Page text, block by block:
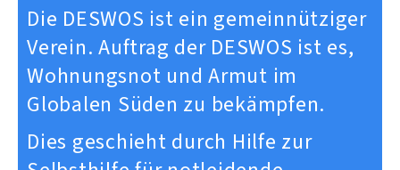
Die DESWOS ist ein gemeinnütziger
Verein. Auftrag der DESWOS ist es,
Wohnungsnot und Armut im
Globalen Süden zu bekämpfen.
Dies geschieht durch Hilfe zur